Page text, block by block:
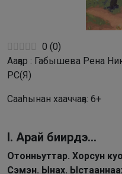
0 (0)
Ааҕар : Габышева Рена
РС(Я)
Сааһынан хааччаҕа: 6+
I. Арай биирдэ…
Отонньуттар. Хорсун
Сэмэн. Ынах.